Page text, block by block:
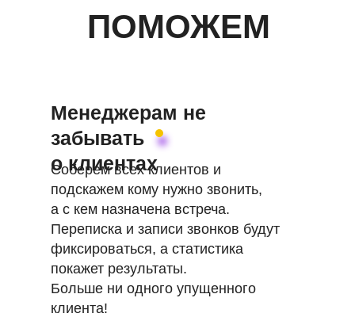
Менеджерам не
забывать
о клиентах
Соберем всех клиентов и
подскажем кому нужно звонить,
а с кем назначена встреча.
Переписка и записи звонков будут
фиксироваться, а статистика
покажет результаты.
Больше ни одного упущенного
клиента!
ПОМОЖЕМ